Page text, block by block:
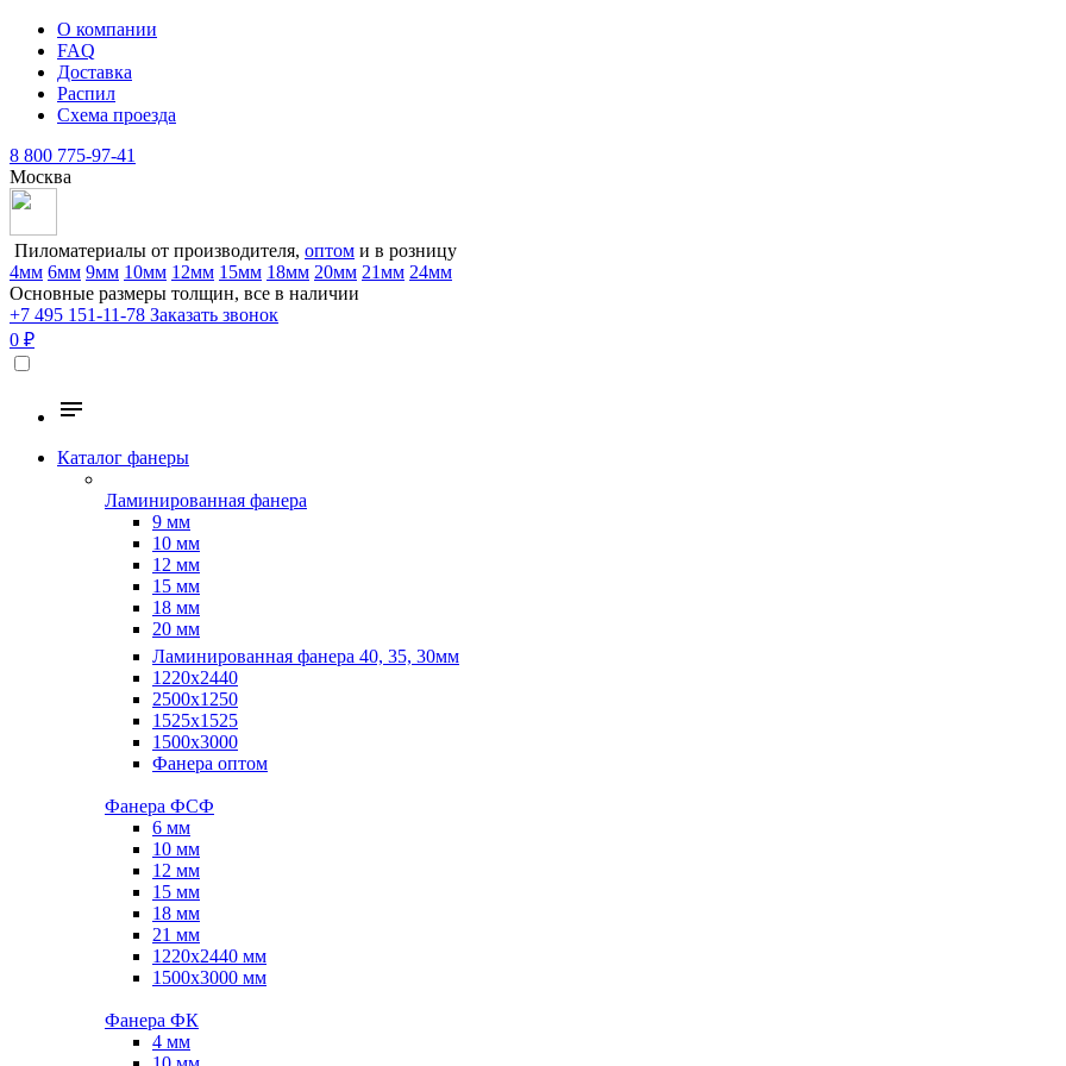
О компании
FAQ
Доставка
Распил
Схема проезда
8 800 775-97-41
Москва
Пиломатериалы от производителя, оптом и в розницу
4мм 6мм 9мм 10мм 12мм 15мм 18мм 20мм 21мм 24мм
Основные размеры толщин, все в наличии
+7 495 151-11-78 Заказать звонок
0 ₽
Каталог фанеры
Ламинированная фанера
9 мм
10 мм
12 мм
15 мм
18 мм
20 мм
Ламинированная фанера 40, 35, 30мм
1220x2440
2500x1250
1525x1525
1500x3000
Фанера оптом
Фанера ФСФ
6 мм
10 мм
12 мм
15 мм
18 мм
21 мм
1220х2440 мм
1500х3000 мм
Фанера ФК
4 мм